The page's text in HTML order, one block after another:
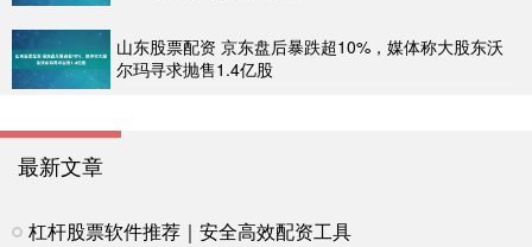
山东股票配资 京东盘后暴跌超10%，媒体称大股东沃
尔玛寻求抛售1.4亿股
最新文章
杠杆股票软件推荐｜安全高效配资工具